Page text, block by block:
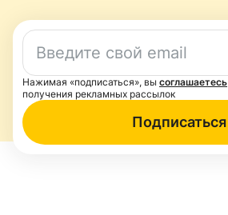
Нажимая «подписаться», вы соглашаетесь
получения рекламных рассылок
Подписаться